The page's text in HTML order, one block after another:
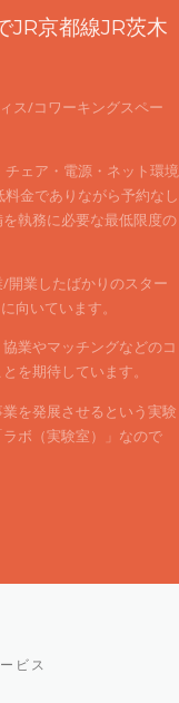
JR京都線JR茨木
ス/コワーキングスペー
ェア・電源・ネット環境
金でありながら予約なし
執務に必要な最低限度の
開業したばかりのスター
向いています。
業やマッチングなどのコ
を期待しています。
を発展させるという実験
ボ（実験室）」なので
ビス